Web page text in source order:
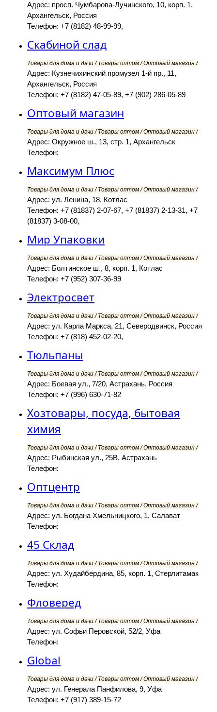
Адрес: просп. Чумбарова-Лучинского, 10, корп. 1,
Архангельск, Россия
Телефон: +7 (8182) 48-99-99,
Скабиной слад
Товары для дома и дачи / Товары оптом / Оптовый магазин /
Адрес: Кузнечихинский промузел 1-й пр., 11,
Архангельск, Россия
Телефон: +7 (8182) 47-05-89, +7 (902) 286-05-89
Оптовый магазин
Товары для дома и дачи / Товары оптом / Оптовый магазин /
Адрес: Окружное ш., 13, стр. 1, Архангельск
Телефон:
Максимум Плюс
Товары для дома и дачи / Товары оптом / Оптовый магазин /
Адрес: ул. Ленина, 18, Котлас
Телефон: +7 (81837) 2-07-67, +7 (81837) 2-13-31, +7
(81837) 3-08-00,
Мир Упаковки
Товары для дома и дачи / Товары оптом / Оптовый магазин /
Адрес: Болтинское ш., 8, корп. 1, Котлас
Телефон: +7 (952) 307-36-99
Электросвет
Товары для дома и дачи / Товары оптом / Оптовый магазин /
Адрес: ул. Карла Маркса, 21, Северодвинск, Россия
Телефон: +7 (818) 452-02-20,
Тюльпаны
Товары для дома и дачи / Товары оптом / Оптовый магазин /
Адрес: Боевая ул., 7/20, Астрахань, Россия
Телефон: +7 (996) 630-71-82
Хозтовары, посуда, бытовая
химия
Товары для дома и дачи / Товары оптом / Оптовый магазин /
Адрес: Рыбинская ул., 25В, Астрахань
Телефон:
Оптцентр
Товары для дома и дачи / Товары оптом / Оптовый магазин /
Адрес: ул. Богдана Хмельницкого, 1, Салават
Телефон:
45 Склад
Товары для дома и дачи / Товары оптом / Оптовый магазин /
Адрес: ул. Худайбердина, 85, корп. 1, Стерлитамак
Телефон:
Фловеред
Товары для дома и дачи / Товары оптом / Оптовый магазин /
Адрес: ул. Софьи Перовской, 52/2, Уфа
Телефон:
Global
Товары для дома и дачи / Товары оптом / Оптовый магазин /
Адрес: ул. Генерала Панфилова, 9, Уфа
Телефон: +7 (917) 389-15-72